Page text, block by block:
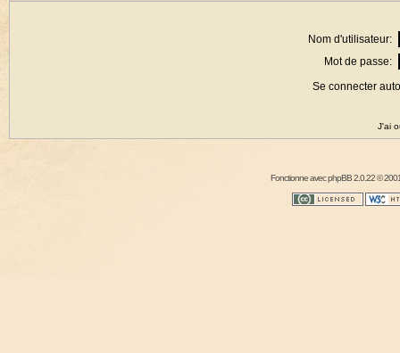
Nom d'utilisateur:
Mot de passe:
Se connecter
J'ai
Fonctionne avecphpBB2.0.22 ©